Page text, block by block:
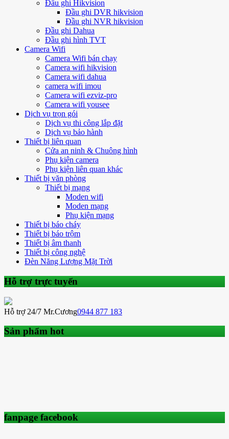
Đầu ghi Hikvision
Đầu ghi DVR hikvision
Đầu ghi NVR hikvision
Đầu ghi Dahua
Đầu ghi hình TVT
Camera Wifi
Camera Wifi bán chạy
Camera wifi hikvision
Camera wifi dahua
camera wifi imou
Camera wifi ezviz-pro
Camera wifi yousee
Dịch vụ trọn gói
Dịch vụ thi công lắp đặt
Dịch vụ bảo hành
Thiết bị liên quan
Cửa an ninh & Chuông hình
Phụ kiện camera
Phụ kiện liên quan khác
Thiết bị văn phòng
Thiết bị mạng
Moden wifi
Moden mạng
Phụ kiện mạng
Thiết bị báo cháy
Thiết bị báo trộm
Thiết bị âm thanh
Thiết bị công nghệ
Đèn Năng Lượng Mặt Trời
Hỗ trợ trực tuyến
Hỗ trợ 24/7 Mr.Cương0944 877 183
Sản phẩm hot
fanpage facebook